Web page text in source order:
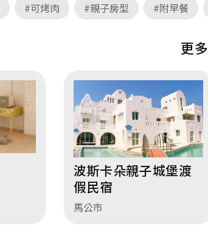
#可烤肉 #親子房型 #附早餐
更
波斯卡朵親子城堡渡
假民宿
馬公市